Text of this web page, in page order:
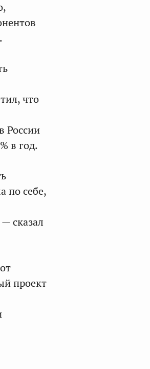
что
России
в год.
по себе,
сказал
проект